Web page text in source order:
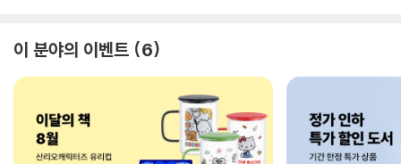
이 분야의 이벤트 6